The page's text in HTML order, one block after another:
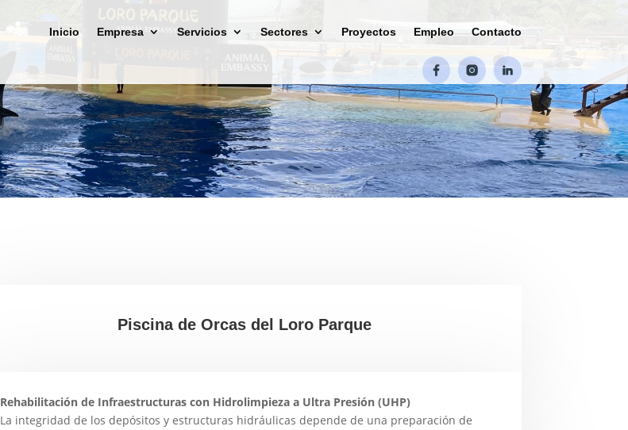
Inicio Empresa Servicios Sectores Proyectos Empleo Contacto
Piscina de Orcas del Loro Parque
Rehabilitación de Infraestructuras con Hidrolimpieza a Ultra Presión (UHP)
La integridad de los depósitos y estructuras hidráulicas depende de una preparación de